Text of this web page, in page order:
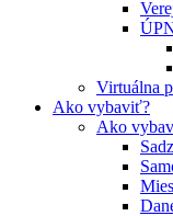
Virtuálna
Ako vybaviť?
Ako